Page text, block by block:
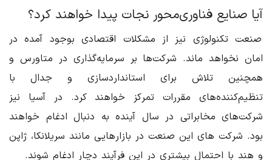
آیا صنایع فناوری‌محور نجات پیدا خواهند کرد؟
صنعت تکنولوژی نیز از مشکلات اقتصادی بوجود آمده در
امان نخواهد ماند. شرکت‌ها بر سرمایه‌گذاری در متاورس و
همچنین تلاش برای استانداردسازی و جدال با
تنظیم‌کننده‌های مقررات تمرکز خواهند کرد. در آسیا نیز
شرکت‌های مخابراتی در سال آینده به دنبال ادغام خواهند
بود. شرکت های این صنعت در بازارهایی مانند سریلانکا، ژاپن
و هند با احتمال بیشتری در این فرآیند دچار ادغام شوند.